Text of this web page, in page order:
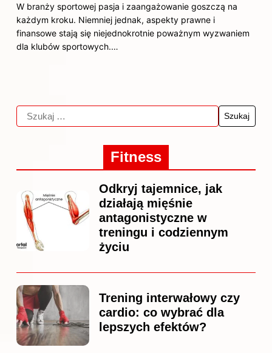
W branży sportowej pasja i zaangażowanie goszczą na
każdym kroku. Niemniej jednak, aspekty prawne i
finansowe stają się niejednokrotnie poważnym wyzwaniem
dla klubów sportowych.…
Fitness
Odkryj tajemnice, jak
działają mięśnie
antagonistyczne w
treningu i codziennym
życiu
Trening interwałowy czy
cardio: co wybrać dla
lepszych efektów?